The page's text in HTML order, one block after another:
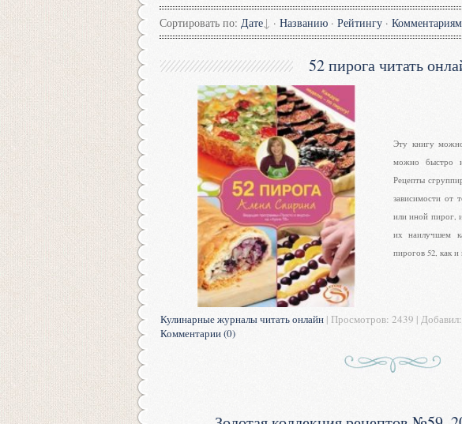
Сортировать по: Дате · Названию · Рейтингу · Комментариям
52 пирога читать
Эту книгу
можно быстро
Рецепты
зависимости от
или иной пирог,
их наилучшем
пирогов 52, как и
Кулинарные журналы читать онлайн | Просмотров: 2439 | Добавил:
Комментарии (0)